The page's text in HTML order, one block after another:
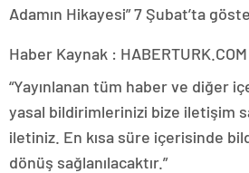
Adamın Hikayesi” 7 Şubat’ta
Haber Kaynak : HABERTURK.COM
“Yayınlanan tüm haber ve diğer
yasal bildirimlerinizi bize iletişim
iletiniz. En kısa süre içerisinde
dönüş sağlanılacaktır.”